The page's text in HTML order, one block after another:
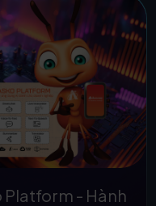
Platform - Hành